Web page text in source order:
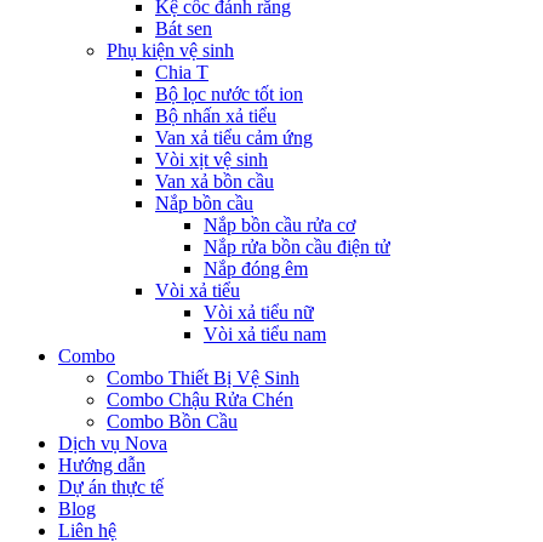
Kệ cốc đánh răng
Bát sen
Phụ kiện vệ sinh
Chia T
Bộ lọc nước tốt ion
Bộ nhấn xả tiểu
Van xả tiểu cảm ứng
Vòi xịt vệ sinh
Van xả bồn cầu
Nắp bồn cầu
Nắp bồn cầu rửa cơ
Nắp rửa bồn cầu điện tử
Nắp đóng êm
Vòi xả tiểu
Vòi xả tiểu nữ
Vòi xả tiểu nam
Combo
Combo Thiết Bị Vệ Sinh
Combo Chậu Rửa Chén
Combo Bồn Cầu
Dịch vụ Nova
Hướng dẫn
Dự án thực tế
Blog
Liên hệ